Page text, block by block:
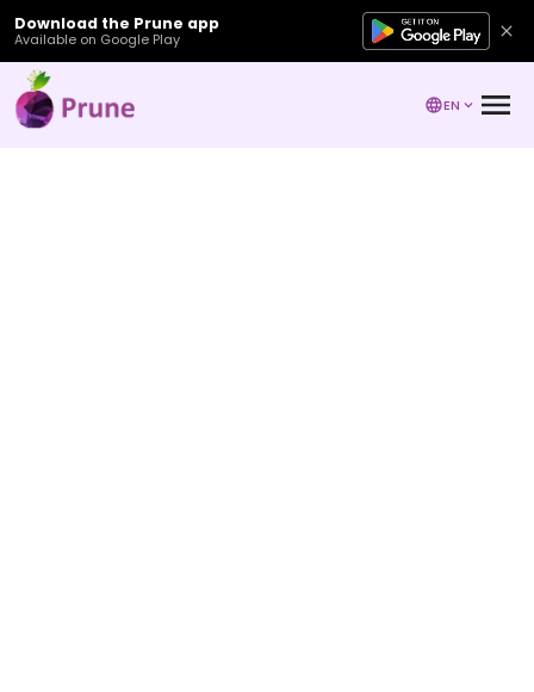
Download the Prune app
Available on Google Play
EN